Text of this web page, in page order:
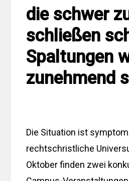
die schwer
schließen
Spaltungen
zunehmend
Die Situation ist
rechtschristliche
Oktober finden zwei